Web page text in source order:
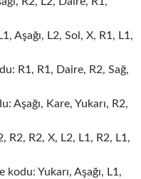
Aşağı, L2, Sol, X, R1, L1,
R1, R1, Daire, R2, Sağ,
Aşağı, Kare, Yukarı, R2,
R2, R2, X, L2, L1, R2, L1,
kodu: Yukarı, Aşağı, L1,